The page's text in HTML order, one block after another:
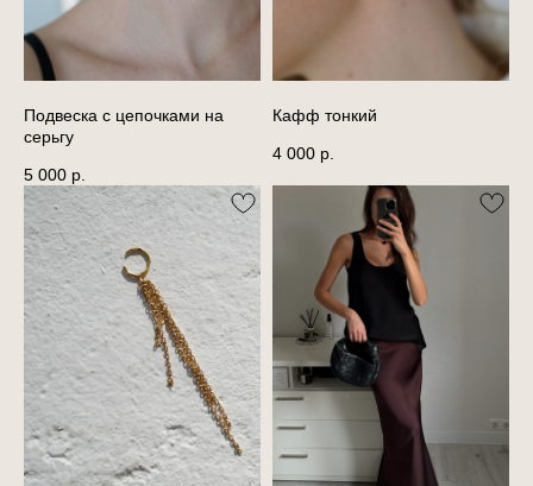
Подвеска с цепочками на
серьгу
5 000 р.
Кафф тонкий
4 000 р.